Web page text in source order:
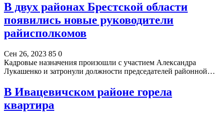
В двух районах Брестской области
появились новые руководители
райисполкомов
Сен 26, 2023 85 0
Кадровые назначения произошли с участием Александра
Лукашенко и затронули должности председателей районной…
В Ивацевичском районе горела
квартира